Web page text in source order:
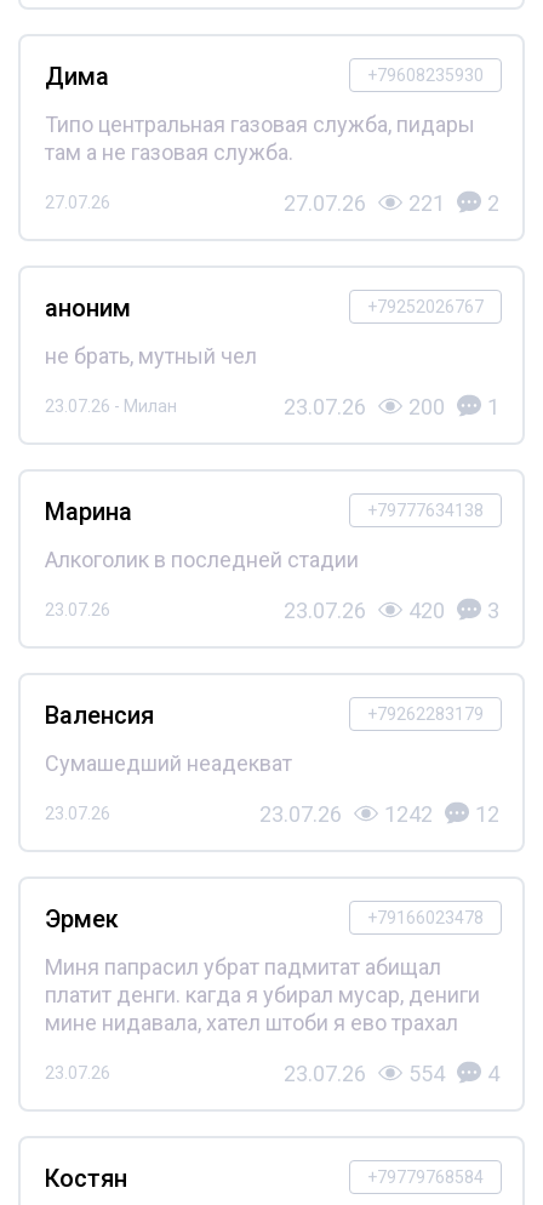
+79608235930
Дима
Типо центральная газовая служба, пидары
там а не газовая служба.
27.07.26 27.07.26 221 2
+79252026767
аноним
не брать, мутный чел
23.07.26 - Милан 23.07.26 200 1
+79777634138
Марина
Алкоголик в последней стадии
23.07.26 23.07.26 420 3
+79262283179
Валенсия
Сумашедший неадекват
23.07.26 23.07.26 1242 12
+79166023478
Эрмек
Миня папрасил убрат падмитат абищал
платит денги. кагда я убирал мусар, дениги
мине нидавала, хател штоби я ево трахал
23.07.26 23.07.26 554 4
+79779768584
Костян